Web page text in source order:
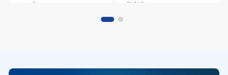
보도자료 재정정보